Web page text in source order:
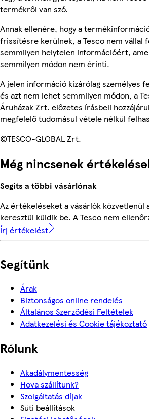
termékről van szó.
Annak ellenére, hogy a
frissítésre kerülnek, a Tesco nem vállal
semmilyen helytelen információért,
semmilyen módon nem érinti.
A jelen információ kizárólag személyes
és azt nem lehet semmilyen módon, a
Áruházak Zrt. előzetes írásbeli
megfelelő tudomásul vétele nélkül
©TESCO-GLOBAL Zrt.
Még nincsenek
Segíts a többi vásárlónak
Az értékeléseket a vásárlók közvetlenül
keresztül küldik be. A Tesco nem
Írj értékelést
Segítünk
Árak
Biztonságos online rendelés
Általános Szerződési Feltételek
Adatkezelési és Cookie tájékoztató
Rólunk
Akadálymentesség
Hova szállítunk?
Szolgáltatás díjak
Süti beállítások